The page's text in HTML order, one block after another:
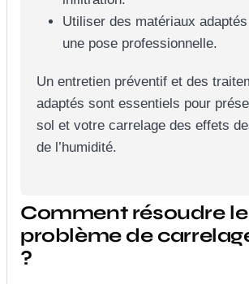
Utiliser des matériaux
une pose professionnelle.
Un entretien préventif et des
adaptés sont essentiels pour
sol et votre carrelage des effets
de l’humidité.
Comment résoudre le
problème de
?